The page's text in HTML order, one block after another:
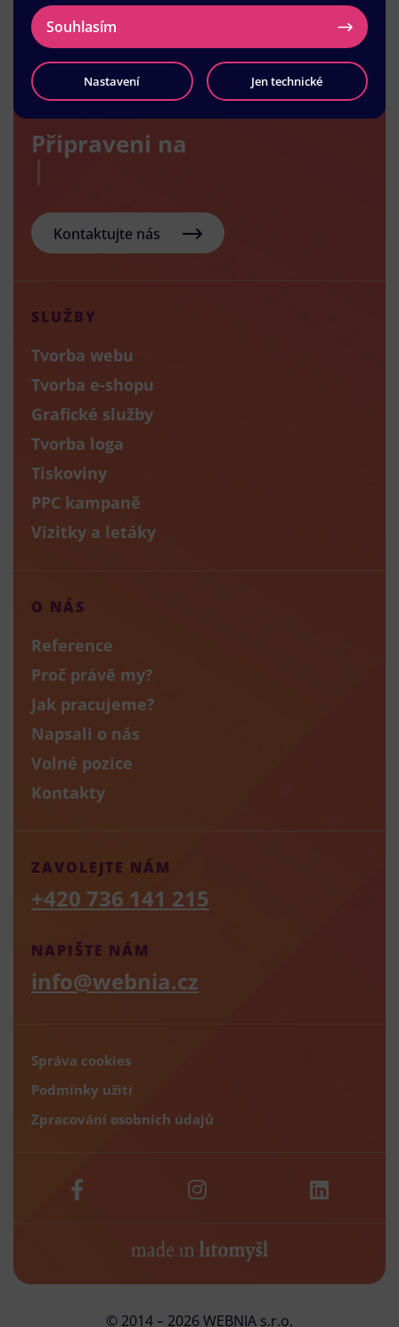
Připraveni na
Kontaktujte nás
SLUŽBY
Tvorba webu
Tvorba e-shopu
Grafické služby
Tvorba loga
Tiskoviny
PPC kampaně
Vizitky a letáky
O NÁS
Reference
Proč právě my?
Jak pracujeme?
Napsali o nás
Volné pozice
Kontakty
NAPIŠTE NÁM
info@webnia.cz
ZAVOLEJTE NÁM
+420 736 141 215
Správa cookies
Podmínky užití
Zpracování osobních údajů
© 2014 – 2026 WEBNIA s.r.o.
Souhlasím
Nastavení Jen technické